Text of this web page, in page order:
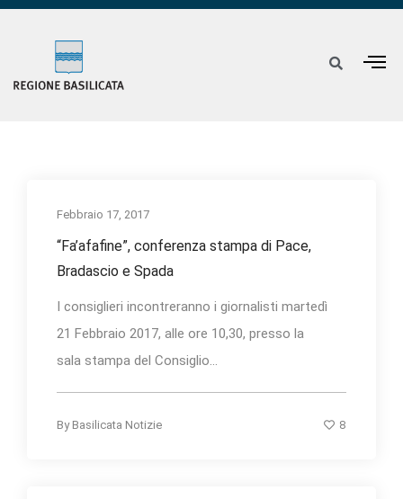
Febbraio 17, 2017
“Fa’afafine”, conferenza stampa di Pace,
Bradascio e Spada
I consiglieri incontreranno i giornalisti martedì
21 Febbraio 2017, alle ore 10,30, presso la
sala stampa del Consiglio...
By Basilicata Notizie 8